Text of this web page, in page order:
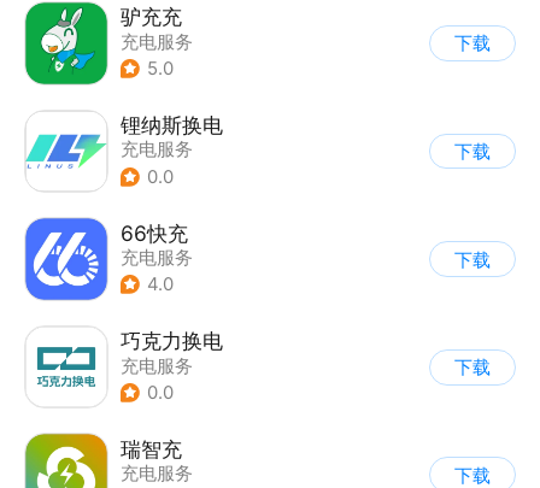
驴充充
充电服务
5.0
下载
锂纳斯换电
充电服务
0.0
下载
66快充
充电服务
4.0
下载
巧克力换电
充电服务
0.0
下载
瑞智充
充电服务
下载